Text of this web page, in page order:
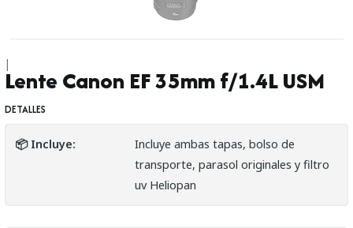
|
Lente Canon EF 35mm f/1.4L USM
DETALLES
📦 Incluye:
Incluye ambas tapas, bolso de
transporte, parasol originales y filtro
uv Heliopan